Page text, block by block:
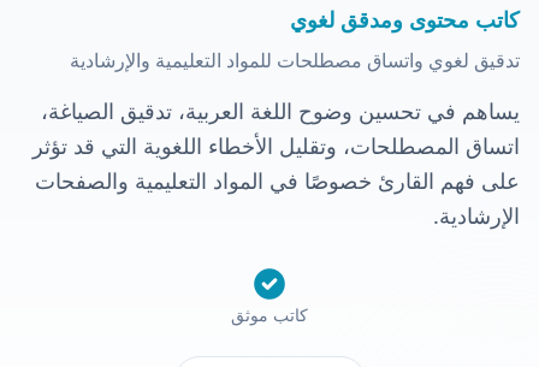
كاتب محتوى ومدقق لغوي
تدقيق لغوي واتساق مصطلحات للمواد التعليمية والإرشادية
يساهم في تحسين وضوح اللغة العربية، تدقيق الصياغة،
اتساق المصطلحات، وتقليل الأخطاء اللغوية التي قد تؤثر
على فهم القارئ خصوصًا في المواد التعليمية والصفحات
الإرشادية.
كاتب موثق